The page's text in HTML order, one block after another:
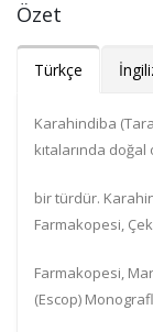
Özet
Türkçe
Karahindiba
kıtalarında doğal
bir türdür.
Farmakopesi,
Farmakopesi,
(Escop)